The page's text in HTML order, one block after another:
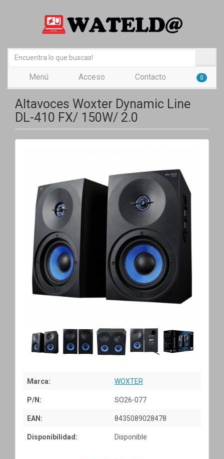
Menú Acceso Contacto 0
Altavoces Woxter Dynamic Line
DL-410 FX/ 150W/ 2.0
Marca: WOXTER
P/N: SO26-077
EAN: 8435089028478
Disponibilidad: Disponible